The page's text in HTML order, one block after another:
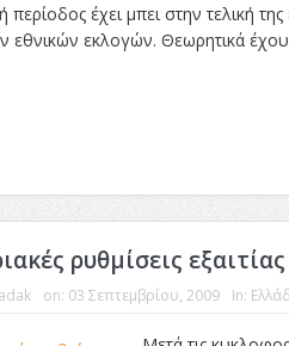
περίοδος έχει μπει στην τελική
εθνικών εκλογών. Θεωρητικά
ρυθμίσεις
on: 03 Σεπτεμβρίου, 2009 In: